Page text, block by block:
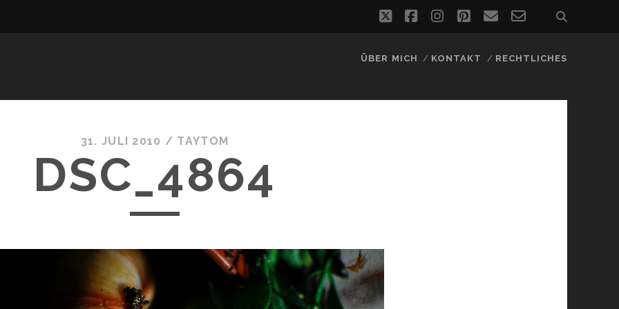
twitterfacebookinstagram
pinterest
emailemail-
ÜBER MICH KONTAKT RECHTLICHES
31. JULI 2010 / TAYTOM
DSC_4864